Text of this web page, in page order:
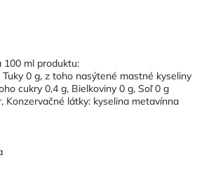
100 ml produktu:
Tuky 0 g, z toho nasýtené mastné kyseliny
cukry 0,4 g, Bielkoviny 0 g, Soľ 0 g
Konzervačné látky: kyselina metavínna